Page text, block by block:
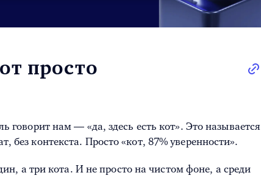
просто
нам — «да, здесь есть кот». Это называется
контекста. Просто «кот, 87% уверенности».
а три кота. И не просто на чистом фоне, а среди